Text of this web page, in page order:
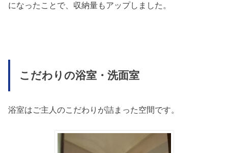
になったことで、収納量もアップしました。
こだわりの浴室・洗面室
浴室はご主人のこだわりが詰まった空間です。